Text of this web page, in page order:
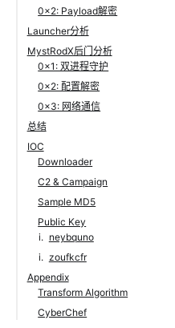
0x2: Payload解密
Launcher分析
MystRodX后门分析
0x1: 双进程守护
0x2: 配置解密
0x3: 网络通信
总结
IOC
Downloader
C2 & Campaign
Sample MD5
Public Key
neybquno
zoufkcfr
Appendix
Transform Algorithm
CyberChef